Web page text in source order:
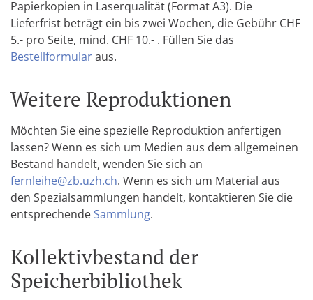
Papierkopien in Laserqualität (Format A3). Die
Lieferfrist beträgt ein bis zwei Wochen, die Gebühr CHF
5.- pro Seite, mind. CHF 10.- . Füllen Sie das
Bestellformularaus.
Weitere Reproduktionen
Möchten Sie eine spezielle Reproduktion anfertigen
lassen? Wenn es sich um Medien aus dem allgemeinen
Bestand handelt, wenden Sie sich an
fernleihe@zb.uzh.ch. Wenn es sich um Material aus
den Spezialsammlungen handelt, kontaktieren Sie die
entsprechende Sammlung.
Kollektivbestand der
Speicherbibliothek